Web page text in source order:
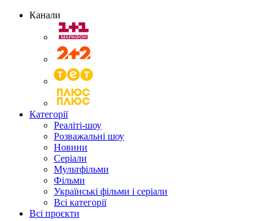
Канали
Категорії
Реаліті-шоу
Розважальні шоу
Новини
Серіали
Мультфільми
Фільми
Українські фільми і серіали
Всі категорії
Всі проєкти